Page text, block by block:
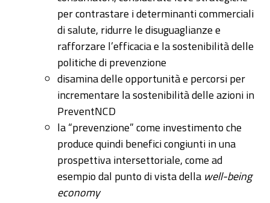
per contrastare i determinanti commerciali
di salute, ridurre le disuguaglianze e
rafforzare l’efficacia e la sostenibilità delle
politiche di prevenzione
disamina delle opportunità e percorsi per
incrementare la sostenibilità delle azioni in
PreventNCD
la “prevenzione” come investimento che
produce quindi benefici congiunti in una
prospettiva intersettoriale, come ad
esempio dal punto di vista della well-being
economy